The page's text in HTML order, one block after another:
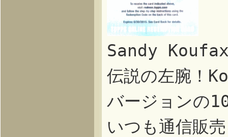
Sandy
伝説の左腕！
バージョンの
いつも通信販